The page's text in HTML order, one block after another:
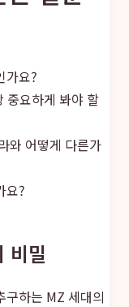
가요?
중요하게 봐야 할
와 어떻게 다른가
요?
비밀
구하는 MZ 세대의